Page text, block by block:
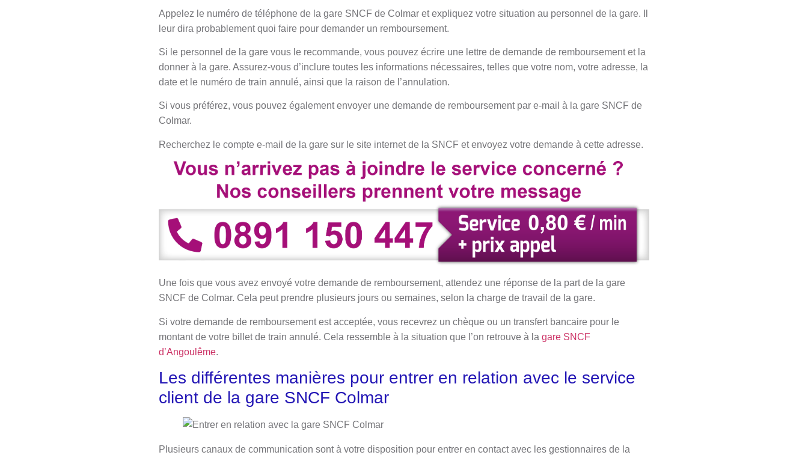
Appelez le numéro de téléphone de la gare SNCF de Colmar et expliquez votre situation au personnel de la gare. Il
leur dira probablement quoi faire pour demander un remboursement.
Si le personnel de la gare vous le recommande, vous pouvez écrire une lettre de demande de remboursement et la
donner à la gare. Assurez-vous d’inclure toutes les informations nécessaires, telles que votre nom, votre adresse, la
date et le numéro de train annulé, ainsi que la raison de l’annulation.
Si vous préférez, vous pouvez également envoyer une demande de remboursement par e-mail à la gare SNCF de
Colmar.
Recherchez le compte e-mail de la gare sur le site internet de la SNCF et envoyez votre demande à cette adresse.
Une fois que vous avez envoyé votre demande de remboursement, attendez une réponse de la part de la gare
SNCF de Colmar. Cela peut prendre plusieurs jours ou semaines, selon la charge de travail de la gare.
Si votre demande de remboursement est acceptée, vous recevrez un chèque ou un transfert bancaire pour le
montant de votre billet de train annulé. Cela ressemble à la situation que l’on retrouve à la gare SNCF
d’Angoulême.
Les différentes manières pour entrer en relation avec le service
client de la gare SNCF Colmar
Plusieurs canaux de communication sont à votre disposition pour entrer en contact avec les gestionnaires de la